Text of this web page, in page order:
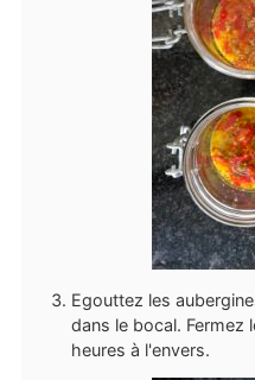
Egouttez les
dans le bocal. Fermez
heures à l'envers.